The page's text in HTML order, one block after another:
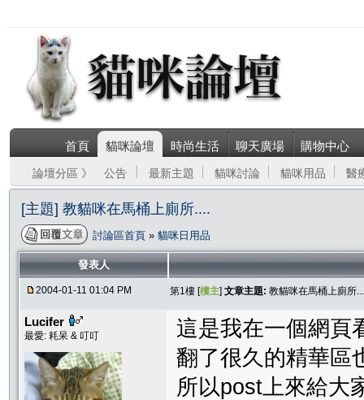
首頁 貓咪論壇 時尚生活 聊天廣場 購物中心
論壇分區 》 公告 最新主題 貓咪討論 貓咪用品 醫
[主題] 教貓咪在馬桶上廁所....
討論區首頁 » 貓咪日用品
發表人
2004-01-11 01:04 PM 第1樓 [樓主] 文章主題: 教貓咪在馬桶上廁所
Lucifer
最愛: 耗呆 & 叮叮
這是我在一個網頁
翻了很久的精華區
所以post上來給大